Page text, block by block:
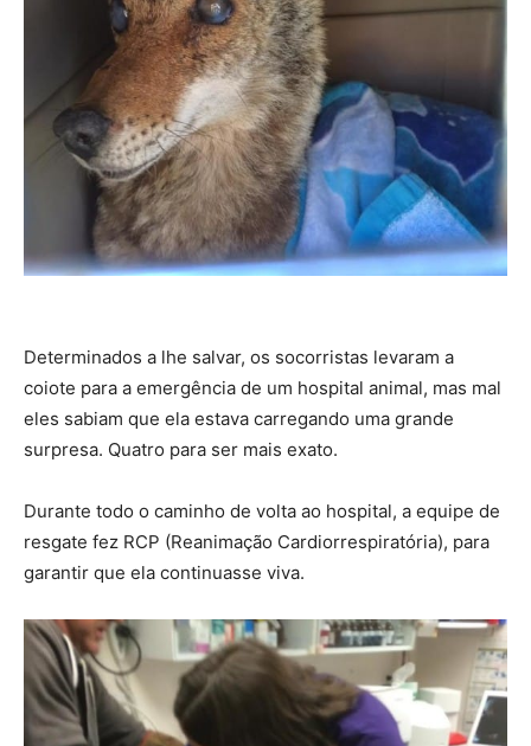
Determinados a lhe salvar, os socorristas levaram a
coiote para a emergência de um hospital animal, mas mal
eles sabiam que ela estava carregando uma grande
surpresa. Quatro para ser mais exato.
Durante todo o caminho de volta ao hospital, a equipe de
resgate fez RCP (Reanimação Cardiorrespiratória), para
garantir que ela continuasse viva.